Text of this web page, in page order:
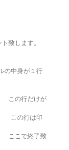
致します。
の中身が１行
の行だけが
この行は印
こで終了致